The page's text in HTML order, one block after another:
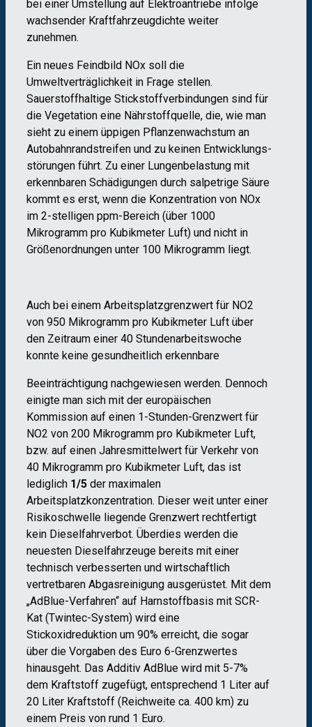
bei einer Umstellung auf Elektroantriebe infolge
wachsender Kraftfahrzeugdichte weiter
zunehmen.
Ein neues Feindbild NOx soll die
Umweltverträglichkeit in Frage stellen.
Sauerstoffhaltige Stickstoffverbindungen sind für
die Vegetation eine Nährstoffquelle, die, wie man
sieht zu einem üppigen Pflanzenwachstum an
Autobahnrandstreifen und zu keinen Entwicklungs-
störungen führt. Zu einer Lungenbelastung mit
erkennbaren Schädigungen durch salpetrige Säure
kommt es erst, wenn die Konzentration von NOx
im 2-stelligen ppm-Bereich (über 1000
Mikrogramm pro Kubikmeter Luft) und nicht in
Größenordnungen unter 100 Mikrogramm liegt.
Auch bei einem Arbeitsplatzgrenzwert für NO2
von 950 Mikrogramm pro Kubikmeter Luft über
den Zeitraum einer 40 Stundenarbeitswoche
konnte keine gesundheitlich erkennbare
Beeinträchtigung nachgewiesen werden. Dennoch
einigte man sich mit der europäischen
Kommission auf einen 1-Stunden-Grenzwert für
NO2 von 200 Mikrogramm pro Kubikmeter Luft,
bzw. auf einen Jahresmittelwert für Verkehr von
40 Mikrogramm pro Kubikmeter Luft, das ist
lediglich 1/5 der maximalen
Arbeitsplatzkonzentration. Dieser weit unter einer
Risikoschwelle liegende Grenzwert rechtfertigt
kein Dieselfahrverbot. Überdies werden die
neuesten Dieselfahrzeuge bereits mit einer
technisch verbesserten und wirtschaftlich
vertretbaren Abgasreinigung ausgerüstet. Mit dem
„AdBlue-Verfahren“ auf Harnstoffbasis mit SCR-
Kat (Twintec-System) wird eine
Stickoxidreduktion um 90% erreicht, die sogar
über die Vorgaben des Euro 6-Grenzwertes
hinausgeht. Das Additiv AdBlue wird mit 5-7%
dem Kraftstoff zugefügt, entsprechend 1 Liter auf
20 Liter Kraftstoff (Reichweite ca. 400 km) zu
einem Preis von rund 1 Euro.